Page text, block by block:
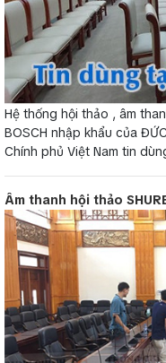
Hệ thống hội thảo , âm
BOSCH nhập khẩu của
Chính phủ Việt Nam tin
Âm thanh hội thảo